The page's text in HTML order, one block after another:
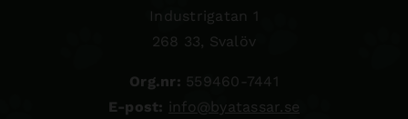
Industrigatan 1
268 33, Svalöv
Org.nr: 559460-7441
E-post: info@byatassar.se